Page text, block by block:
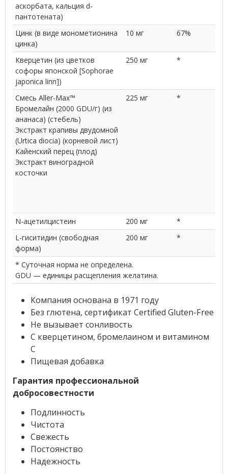
аскорбата, кальция d-
пантотената)
Цинк (в виде монометионина
цинка)
10 мг 67%
Кверцетин (из цветков
софоры японской [Sophorae
japonica linn])
250 мг *
Смесь Aller-Max™
Бромелайн (2000 GDU/г) (из
ананаса) (стебель)
Экстракт крапивы двудомной
(Urtica diocia) (корневой лист)
Кайенский перец (плод)
Экстракт виноградной
косточки
225 мг *
N-ацетилцистеин 200 мг
*
L-гиситидин (свободная
форма)
200 мг *
* Суточная норма не определена.
GDU — единицы расщепления желатина.
Компания основана в 1971 году
Без глютена, сертификат Certified Gluten-Free
Не вызывает сонливость
С кверцетином, бромелаином и витамином
С
Пищевая добавка
Гарантия профессиональной
добросовестности
Подлинность
Чистота
Свежесть
Постоянство
Надежность